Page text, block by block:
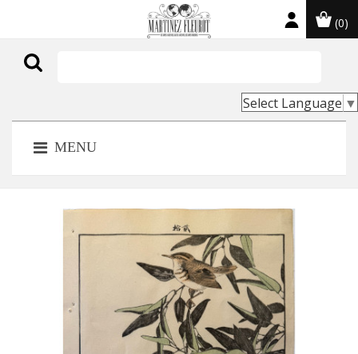
(0)
Select Language ▼
MENU
NOUVEAU